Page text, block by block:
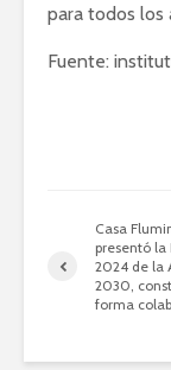
para todos los
Fuente:
Casa
presentó la
2024 de la
2030,
forma